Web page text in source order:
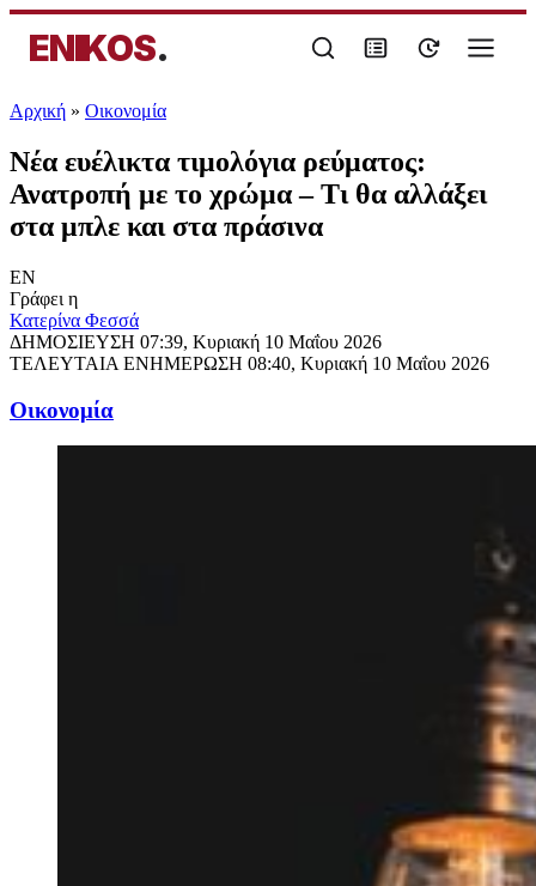
ENIKOS.
Αρχική » Oικονομία
Νέα ευέλικτα τιμολόγια ρεύματος:
Ανατροπή με το χρώμα – Τι θα αλλάξει
στα μπλε και στα πράσινα
EN
Γράφει η
Κατερίνα Φεσσά
ΔΗΜΟΣΙΕΥΣΗ 07:39, Κυριακή 10 Μαΐου 2026
ΤΕΛΕΥΤΑΙΑ ΕΝΗΜΕΡΩΣΗ 08:40, Κυριακή 10 Μαΐου 2026
Oικονομία